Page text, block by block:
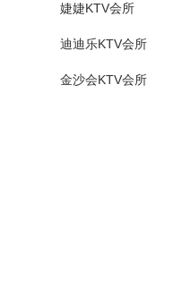
婕婕KTV会所
迪迪乐KTV会所
金沙会KTV会所